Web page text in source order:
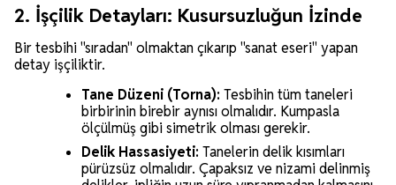
2. İşçilik Detayları: Kusursuzluğun İzinde
Bir tesbihi "sıradan" olmaktan çıkarıp "sanat eseri" yapan
detay işçiliktir.
Tane Düzeni (Torna): Tesbihin tüm taneleri
birbirinin birebir aynısı olmalıdır. Kumpasla
ölçülmüş gibi simetrik olması gerekir.
Delik Hassasiyeti: Tanelerin delik kısımları
pürüzsüz olmalıdır. Çapaksız ve nizami delinmiş